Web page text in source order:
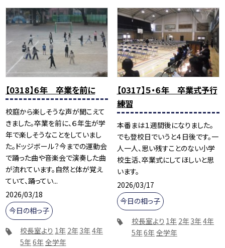
【0318】６年 卒業を前に
校庭から楽しそうな声が聞こえて
きました。卒業を前に、６年生が学
年で楽しそうなことをしていまし
た。ドッジボール？今までの運動会
で踊った曲や音楽会で演奏した曲
が流れています。自然と体が覚え
ていて、踊ってい...
2026/03/18
今日の相っ子
校長室より 1年 2年3年4年
5年6年全学年
【0317】５・６年 卒業式予行
練習
本番まは１週間後になりました。
でも登校日でいうと４日後です。一
人一人、思い残すことのない小学
校生活、卒業式にしてほしいと思
います。
2026/03/17
今日の相っ子
校長室より 1年 2年3年4年
5年6年全学年